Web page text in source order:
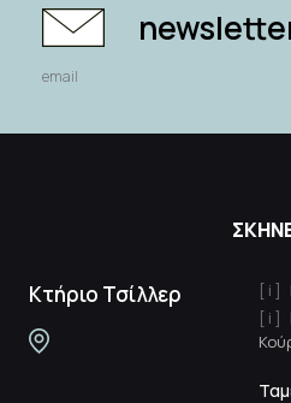
Κτήριο Τσίλλερ